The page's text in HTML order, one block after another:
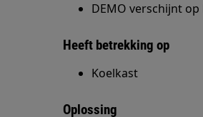
DEMO verschijnt
Heeft betrekking op
Koelkast
Oplossing